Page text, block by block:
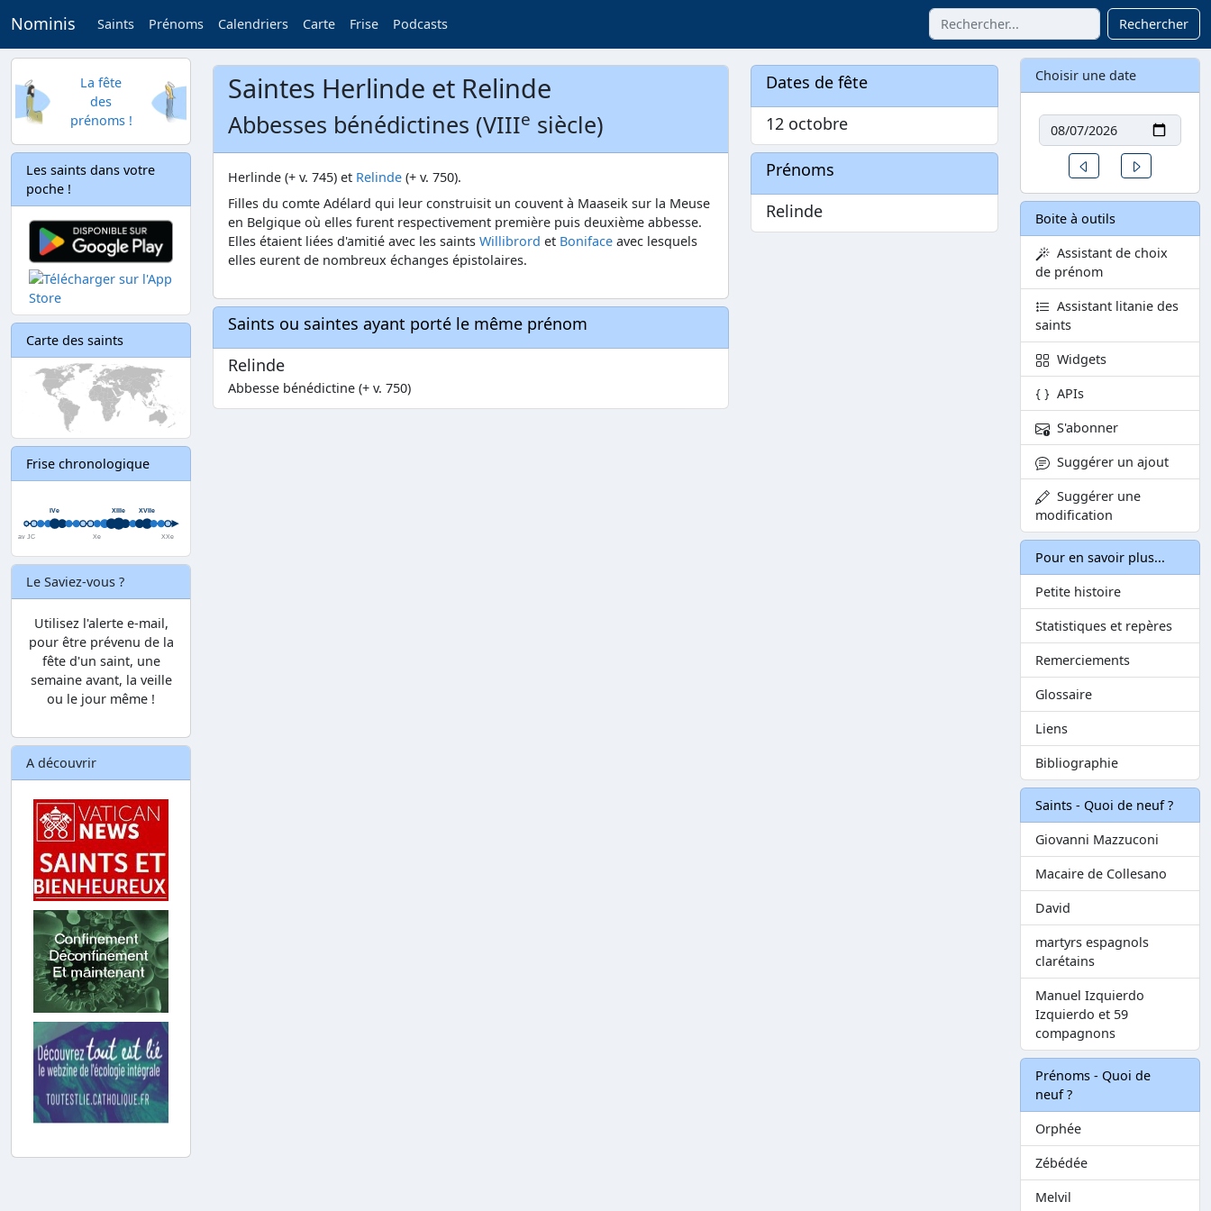
Nominis Saints Prénoms Calendriers Carte Frise Podcasts Rechercher
La fête
des
prénoms !
Les saints dans votre
poche !
Carte des saints
Frise chronologique
Le Saviez-vous ?
Utilisez l'alerte e-mail,
pour être prévenu de la
fête d'un saint, une
semaine avant, la veille
ou le jour même !
A découvrir
Saintes Herlinde et Relinde
Abbesses bénédictines (VIIIe siècle)
Herlinde (+ v. 745) et Relinde (+ v. 750).
Filles du comte Adélard qui leur construisit un couvent à Maaseik sur la Meuse
en Belgique où elles furent respectivement première puis deuxième abbesse.
Elles étaient liées d'amitié avec les saints Willibrord et Boniface avec lesquels
elles eurent de nombreux échanges épistolaires.
Saints ou saintes ayant porté le même prénom
Relinde
Abbesse bénédictine (+ v. 750)
Dates de fête
12 octobre
Prénoms
Relinde
Choisir une date
Date
Un jour avant
Boite à outils
Assistant de choix
de prénom
Assistant litanie des
saints
Widgets
APIs
S'abonner
Suggérer un ajout
Suggérer une
modification
Pour en savoir plus...
Petite histoire
Statistiques et repères
Remerciements
Glossaire
Liens
Bibliographie
Saints - Quoi de neuf ?
Giovanni Mazzuconi
Macaire de Collesano
David
martyrs espagnols
clarétains
Manuel Izquierdo
Izquierdo et 59
compagnons
Prénoms - Quoi de
neuf ?
Orphée
Zébédée
Melvil